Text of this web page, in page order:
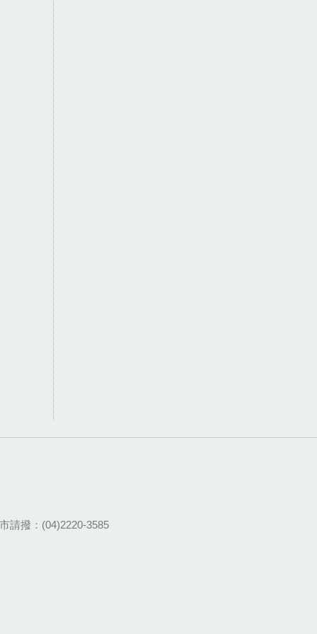
請撥：(04)2220-3585